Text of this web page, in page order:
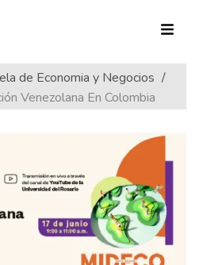
de Economia y Negocios
Venezolana En Colombia